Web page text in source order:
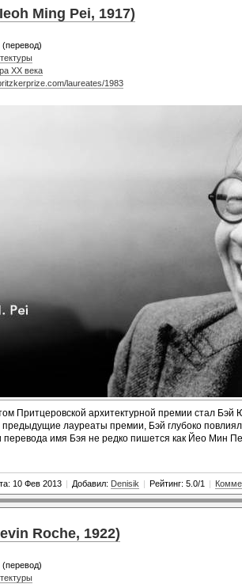
Ming Pei, 1917)
(перевод)
XX века
laureates/1983
Притцеровской архитектурной премии стал Бэй
лауреаты премии, Бэй глубоко
перевода имя Бэя не редко пишется как Йео Мин
10 Фев 2013 | Добавил: Denisik | Рейтинг: 5.0/1 |
Roche, 1922)
(перевод)